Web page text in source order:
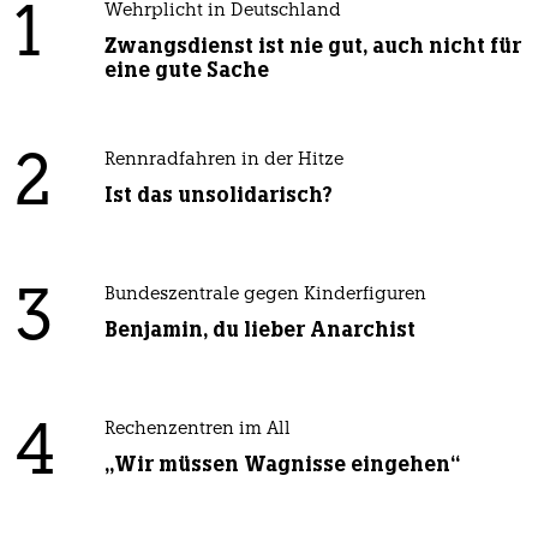
1 Wehrplicht in Deutschland
Zwangsdienst ist nie gut, auch nicht für
eine gute Sache
2 Rennradfahren in der Hitze
Ist das unsolidarisch?
3 Bundeszentrale gegen Kinderfiguren
Benjamin, du lieber Anarchist
4 Rechenzentren im All
„Wir müssen Wagnisse eingehen“